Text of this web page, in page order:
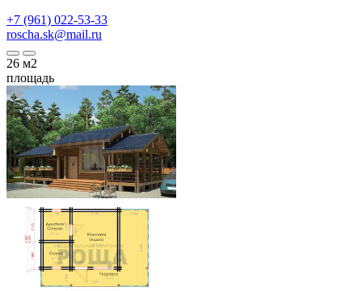
+7 (961) 022-53-33
roscha.sk@mail.ru
26 м2
площадь